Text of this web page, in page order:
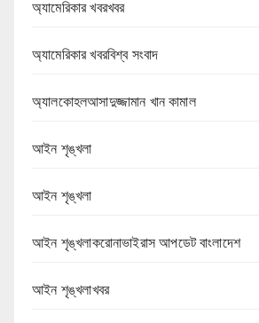
অ্যামেরিকার খবরখবর
অ্যামেরিকার খবরবিশ্ব সংবাদ
অ্যালকোহলআসাদুজ্জামান খান কামাল
আইন শৃঙ্খলা
আইন শৃঙ্খলা
আইন শৃঙ্খলাকরোনাভাইরাস আপডেট বাংলাদেশ
আইন শৃঙ্খলাখবর